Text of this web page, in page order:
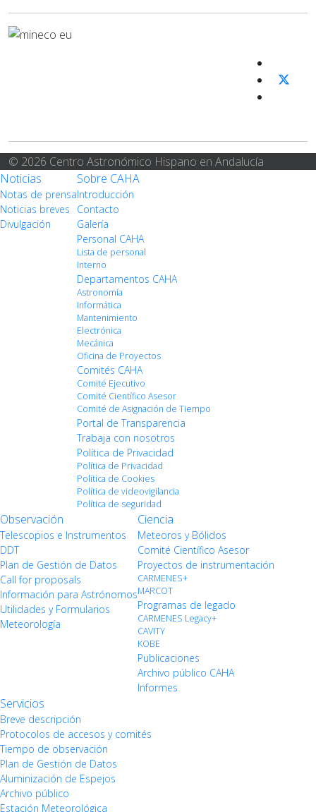
© 2026 Centro Astronómico Hispano en Andalucía
Noticias
Notas de prensa
Noticias breves
Divulgación
Sobre CAHA
Introducción
Contacto
Galería
Personal CAHA
Lista de personal
Interno
Departamentos CAHA
Astronomía
Informática
Mantenimiento
Electrónica
Mecánica
Oficina de Proyectos
Comités CAHA
Comité Ejecutivo
Comité Científico Asesor
Comité de Asignación de Tiempo
Portal de Transparencia
Trabaja con nosotros
Política de Privacidad
Política de Privacidad
Política de Cookies
Política de videovigilancia
Política de seguridad
Observación
Telescopios e Instrumentos
DDT
Plan de Gestión de Datos
Call for proposals
Información para Astrónomos
Utilidades y Formularios
Meteorología
Ciencia
Meteoros y Bólidos
Comité Científico Asesor
Proyectos de instrumentación
CARMENES+
MARCOT
Programas de legado
CARMENES Legacy+
CAVITY
KOBE
Publicaciones
Archivo público CAHA
Informes
Servicios
Breve descripción
Protocolos de accesos y comités
Tiempo de observación
Plan de Gestión de Datos
Aluminización de Espejos
Archivo público
Estación Meteorológica